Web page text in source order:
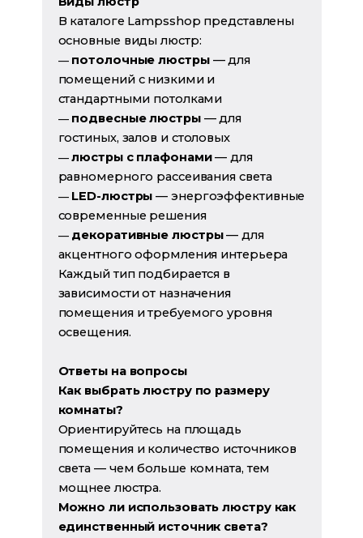
В каталоге Lampsshop представлены
основные виды люстр:
— потолочные люстры— для
помещений с низкими и
стандартными потолками
— подвесные люстры— для
гостиных, залов и столовых
—люстры с плафонами— для
равномерного рассеивания света
— LED-люстры — энергоэффективные
современные решения
— декоративные люстры— для
акцентного оформления интерьера
Каждый тип подбирается в
зависимости от назначения
помещения и требуемого уровня
освещения.
Ответы на вопросы
Как выбрать люстру по размеру
комнаты?
Ориентируйтесь на площадь
помещения и количество источников
света — чем больше комната, тем
мощнее люстра.
Можно ли использовать люстру как
единственный источник света?